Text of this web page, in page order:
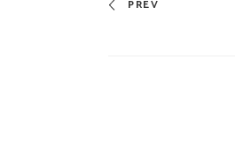
PREV